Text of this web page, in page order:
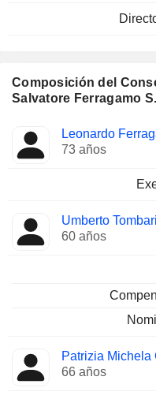
Composición del
Salvatore Ferragamo
Administrador Comités
Leonardo
73 años
Umberto Tombari
60 años
Patrizia Michela
66 años